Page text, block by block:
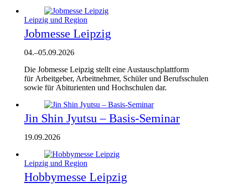
Leipzig und Region
Jobmesse Leipzig
04.–05.09.2026
Die Jobmesse Leipzig stellt eine Austauschplattform
für Arbeitgeber, Arbeitnehmer, Schüler und Berufsschulen
sowie für Abiturienten und Hochschulen dar.
Jin Shin Jyutsu – Basis-Seminar
19.09.2026
Leipzig und Region
Hobbymesse Leipzig